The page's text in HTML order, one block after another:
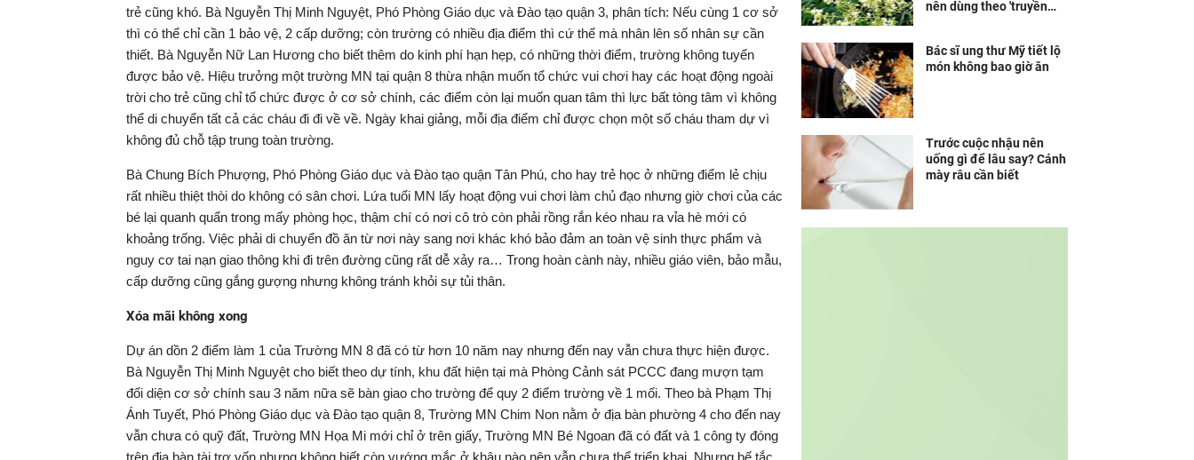
trẻ cũng khó. Bà Nguyễn Thị Minh Nguyệt, Phó Phòng Giáo dục và Đào tạo quận 3, phân tích: Nếu cùng 1 cơ sở
thì có thể chỉ cần 1 bảo vệ, 2 cấp dưỡng; còn trường có nhiều địa điểm thì cứ thế mà nhân lên số nhân sự cần
thiết. Bà Nguyễn Nữ Lan Hương cho biết thêm do kinh phí hạn hẹp, có những thời điểm, trường không tuyển
được bảo vệ. Hiệu trưởng một trường MN tại quận 8 thừa nhận muốn tổ chức vui chơi hay các hoạt động ngoài
trời cho trẻ cũng chỉ tổ chức được ở cơ sở chính, các điểm còn lại muốn quan tâm thì lực bất tòng tâm vì không
thể di chuyển tất cả các cháu đi đi về về. Ngày khai giảng, mỗi địa điểm chỉ được chọn một số cháu tham dự vì
không đủ chỗ tập trung toàn trường.
Bà Chung Bích Phượng, Phó Phòng Giáo dục và Đào tạo quận Tân Phú, cho hay trẻ học ở những điểm lẻ chịu
rất nhiều thiệt thòi do không có sân chơi. Lứa tuổi MN lấy hoạt động vui chơi làm chủ đạo nhưng giờ chơi của các
bé lại quanh quẩn trong mấy phòng học, thậm chí có nơi cô trò còn phải rồng rắn kéo nhau ra vỉa hè mới có
khoảng trống. Việc phải di chuyển đồ ăn từ nơi này sang nơi khác khó bảo đảm an toàn vệ sinh thực phẩm và
nguy cơ tai nạn giao thông khi đi trên đường cũng rất dễ xảy ra… Trong hoàn cành này, nhiều giáo viên, bảo mẫu,
cấp dưỡng cũng gắng gượng nhưng không tránh khỏi sự tủi thân.
Xóa mãi không xong
Dự án dồn 2 điểm làm 1 của Trường MN 8 đã có từ hơn 10 năm nay nhưng đến nay vẫn chưa thực hiện được.
Bà Nguyễn Thị Minh Nguyệt cho biết theo dự tính, khu đất hiện tại mà Phòng Cảnh sát PCCC đang mượn tạm
đối diện cơ sở chính sau 3 năm nữa sẽ bàn giao cho trường để quy 2 điểm trường về 1 mối. Theo bà Phạm Thị
Ánh Tuyết, Phó Phòng Giáo dục và Đào tạo quận 8, Trường MN Chim Non nằm ở địa bàn phường 4 cho đến nay
vẫn chưa có quỹ đất, Trường MN Họa Mi mới chỉ ở trên giấy, Trường MN Bé Ngoan đã có đất và 1 công ty đóng
trên địa bàn tài trợ vốn nhưng không biết còn vướng mắc ở khâu nào nên vẫn chưa thể triển khai. Nhưng bế tắc
nên dùng theo 'truyền
Bác sĩ ung thư Mỹ tiết lộ
món không bao giờ ăn
Trước cuộc nhậu nên
uống gì để lâu say? Cánh
mày râu cần biết